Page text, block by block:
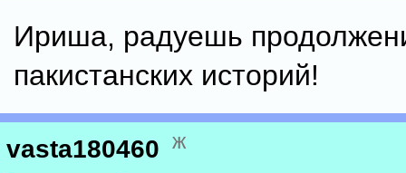
Ириша, радуешь
пакистанских историй!
vasta180460 ж